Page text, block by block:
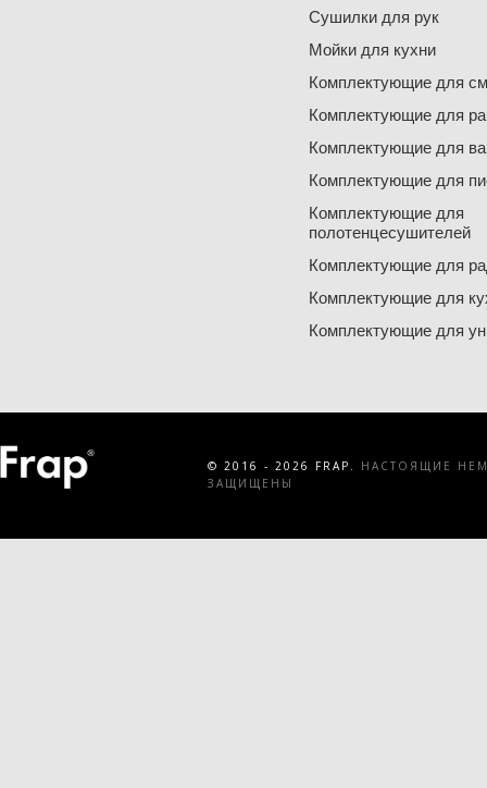
Сушилки для рук
Мойки для кухни
Комплектующие для
Комплектующие для
Комплектующие для
Комплектующие для
Комплектующие для
полотенцесушителей
Комплектующие для
Комплектующие для
Комплектующие для
© 2016 - 2026 FRAP.
НАСТОЯЩИЕ
ЗАЩИЩЕНЫ